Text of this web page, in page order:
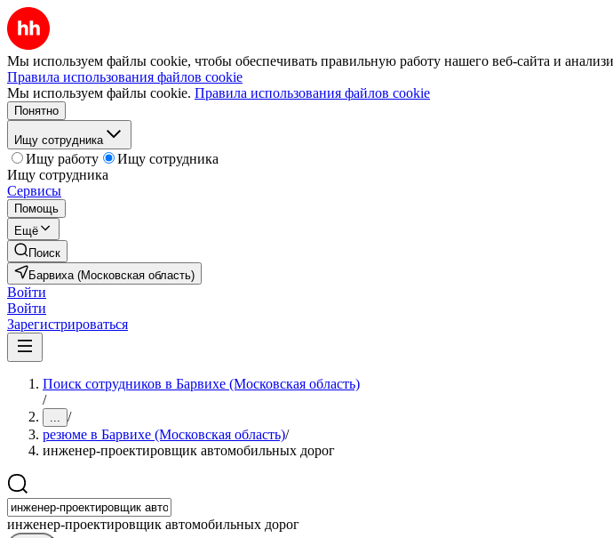
Мы используем файлы cookie, чтобы обеспечивать правильную работу нашего веб-сайта и
Правила использования файлов cookie
Мы используем файлы cookie. Правила использования файлов cookie
Понятно
Ищу сотрудника
Ищу работу
Ищу сотрудника
Ищу сотрудника
Сервисы
Помощь
Ещё
Поиск
Барвиха (Московская область)
Войти
Войти
Зарегистрироваться
Поиск сотрудников в Барвихе (Московская область)
/
... /
резюме в Барвихе (Московская область)/
инженер-проектировщик автомобильных дорог
инженер-проектировщик автомобильных дорог